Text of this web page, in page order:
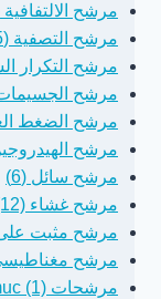
مرشح الالتفافية
مرشح التصفية (25)
مرشح التكرار
مرشح الجسيمات
مرشح الضغط
مرشح
مرشح سائل (6)
مرشح غشاء PTFE (12)
مرشح مثبت على
مرشح مغناطيسي
مرشحات muc (1)